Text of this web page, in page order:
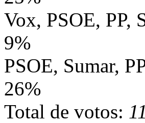
Vox, PSOE, PP,
9%
PSOE, Sumar,
26%
Total de votos: